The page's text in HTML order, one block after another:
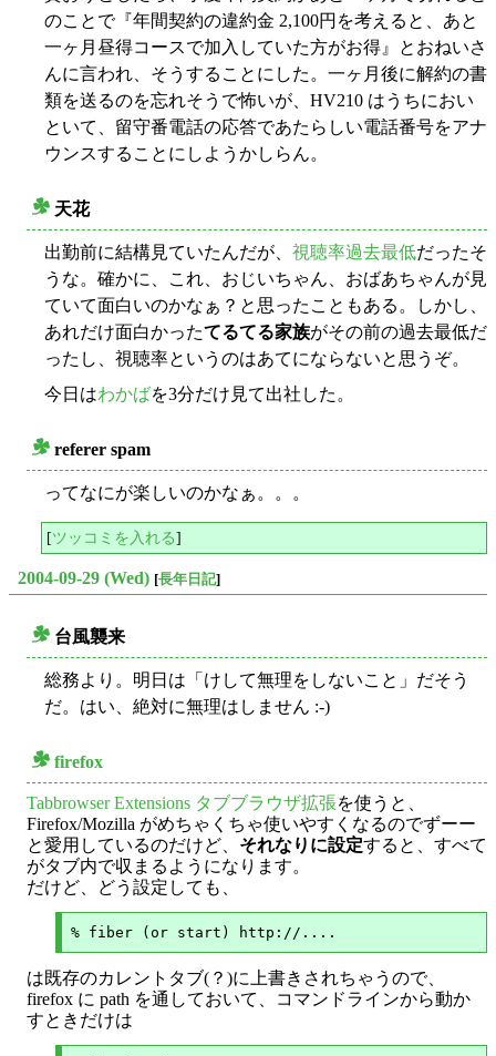
のことで『年間契約の違約金 2,100円を考えると、あと
一ヶ月昼得コースで加入していた方がお得』とおねいさ
んに言われ、そうすることにした。一ヶ月後に解約の書
類を送るのを忘れそうで怖いが、HV210 はうちにおい
といて、留守番電話の応答であたらしい電話番号をアナ
ウンスすることにしようかしらん。
天花
出勤前に結構見ていたんだが、 視聴率過去最低だったそ
うな。確かに、これ、おじいちゃん、おばあちゃんが見
ていて面白いのかなぁ？と思ったこともある。しかし、
あれだけ面白かったてるてる家族がその前の過去最低だ
ったし、視聴率というのはあてにならないと思うぞ。
今日はわかばを3分だけ見て出社した。
referer spam
ってなにが楽しいのかなぁ。。。
[ツッコミを入れる]
2004-09-29 (Wed) [長年日記]
台風襲来
総務より。明日は「けして無理をしないこと」だそう
だ。はい、絶対に無理はしません :-)
firefox
Tabbrowser Extensions タブブラウザ拡張を使うと、
Firefox/Mozilla がめちゃくちゃ使いやすくなるのでずーー
と愛用しているのだけど、 それなりに設定すると、すべて
がタブ内で収まるようになります。
だけど、どう設定しても、
は既存のカレントタブ(？)に上書きされちゃうので、
firefox に path を通しておいて、コマンドラインから動か
すときだけは